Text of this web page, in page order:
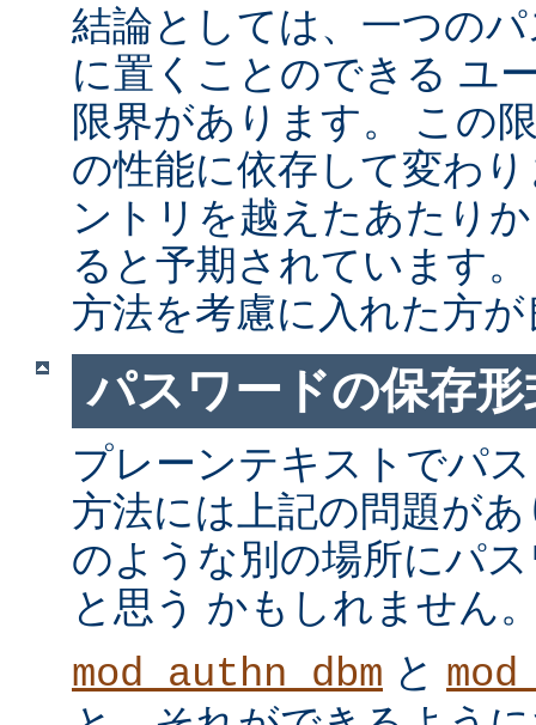
結論としては、一つの
に置くことのできる ユ
限界があります。 この
の性能に依存して変わ
ントリを越えたあたり
ると予期されています
方法を考慮に入れた方
パスワードの保存
プレーンテキストでパ
方法には上記の問題が
のような別の場所にパ
と思う かもしれません
mod_authn_dbm と